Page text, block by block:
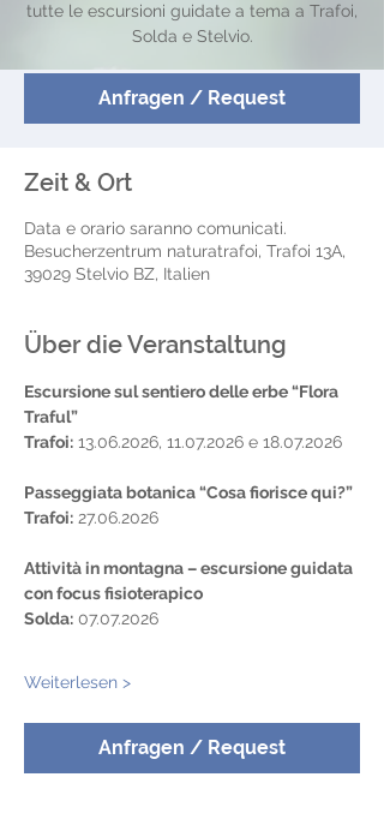
tutte le escursioni guidate a tema a Trafoi,
Solda e Stelvio.
Anfragen / Request
Zeit & Ort
Data e orario saranno comunicati.
Besucherzentrum naturatrafoi, Trafoi 13A,
39029 Stelvio BZ, Italien
Über die Veranstaltung
Escursione sul sentiero delle erbe “Flora
Traful”
Trafoi: 13.06.2026, 11.07.2026 e 18.07.2026
Passeggiata botanica “Cosa fiorisce qui?”
Trafoi: 27.06.2026
Attività in montagna – escursione guidata
con focus fisioterapico
Solda: 07.07.2026
Weiterlesen >
Anfragen / Request